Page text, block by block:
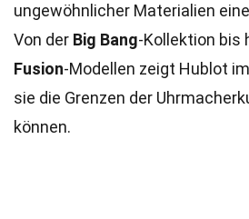
ungewöhnlicher Materialien
Von der Big Bang-Kollektion bis
Fusion-Modellen zeigt Hublot
sie die Grenzen der
können.